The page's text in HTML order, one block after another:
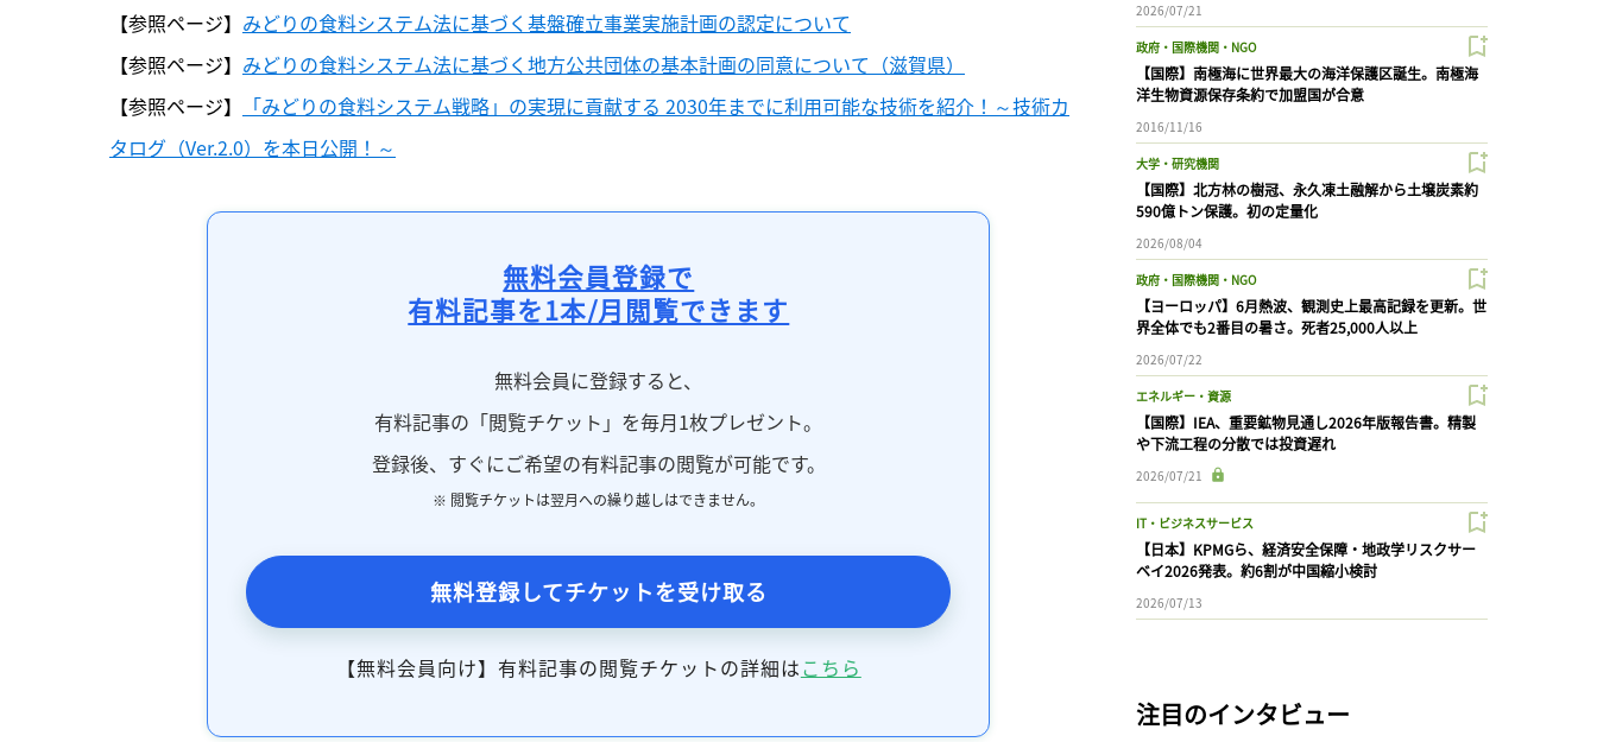
【参照ページ】 みどりの食料システム法に基づく基盤確立事業実施計画の認定について
【参照ページ】 みどりの食料システム法に基づく地方公共団体の基本計画の同意について（滋賀県）
【参照ページ】
「みどりの食料システム戦略」の実現に貢献する 2030年までに利用可能な技術を紹介！～技術カ
タログ（Ver.2.0）を本日公開！～
無料会員登録で
有料記事を1本/月閲覧できます
無料会員に登録すると、
有料記事の「閲覧チケット」を毎月1枚プレゼント。
登録後、すぐにご希望の有料記事の閲覧が可能です。
※ 閲覧チケットは翌月への繰り越しはできません。
無料登録してチケットを受け取る
【無料会員向け】有料記事の閲覧チケットの詳細はこちら
2026/07/21
政府・国際機関・NGO
【国際】南極海に世界最大の海洋保護区誕生。南極海
洋生物資源保存条約で加盟国が合意
2016/11/16
大学・研究機関
【国際】北方林の樹冠、永久凍土融解から土壌炭素約
590億トン保護。初の定量化
2026/08/04
政府・国際機関・NGO
【ヨーロッパ】6月熱波、観測史上最高記録を更新。世
界全体でも2番目の暑さ。死者25,000人以上
2026/07/22
エネルギー・資源
【国際】IEA、重要鉱物見通し2026年版報告書。精製
や下流工程の分散では投資遅れ
2026/07/21
IT・ビジネスサービス
【日本】KPMGら、経済安全保障・地政学リスクサー
ベイ2026発表。約6割が中国縮小検討
2026/07/13
注目のインタビュー